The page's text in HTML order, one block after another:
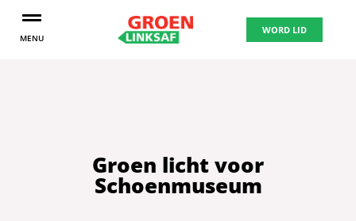
MENU
WORD LID
Groen licht voor
Schoenmuseum